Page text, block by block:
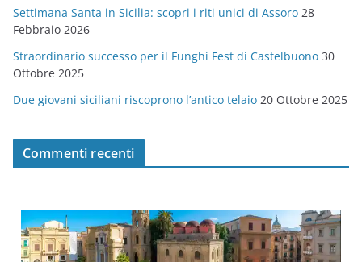
Settimana Santa in Sicilia: scopri i riti unici di Assoro 28
Febbraio 2026
Straordinario successo per il Funghi Fest di Castelbuono 30
Ottobre 2025
Due giovani siciliani riscoprono l’antico telaio 20 Ottobre 2025
Commenti recenti